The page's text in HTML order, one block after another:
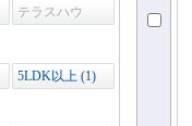
テラスハウ
5LDK以上 (1)